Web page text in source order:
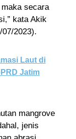
secara
kata Akik
2023).
Laut di
Jatim
mangrove
jenis